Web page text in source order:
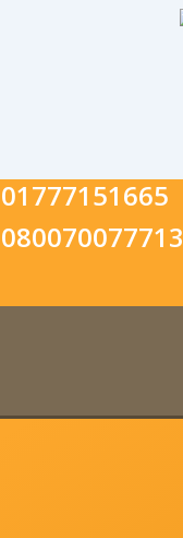
01777151665
080070077713